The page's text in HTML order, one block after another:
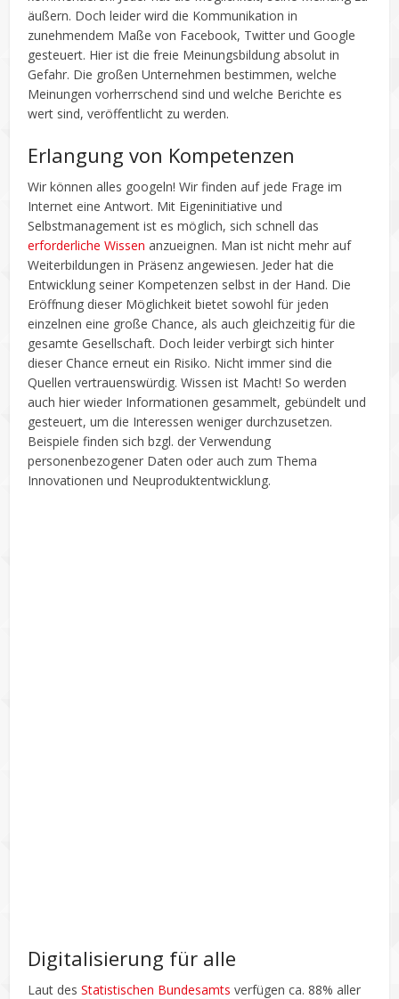
äußern. Doch leider wird die Kommunikation in
zunehmendem Maße von Facebook, Twitter und Google
gesteuert. Hier ist die freie Meinungsbildung absolut in
Gefahr. Die großen Unternehmen bestimmen, welche
Meinungen vorherrschend sind und welche Berichte es
wert sind, veröffentlicht zu werden.
Erlangung von Kompetenzen
Wir können alles googeln! Wir finden auf jede Frage im
Internet eine Antwort. Mit Eigeninitiative und
Selbstmanagement ist es möglich, sich schnell das
erforderliche Wissen anzueignen. Man ist nicht mehr auf
Weiterbildungen in Präsenz angewiesen. Jeder hat die
Entwicklung seiner Kompetenzen selbst in der Hand. Die
Eröffnung dieser Möglichkeit bietet sowohl für jeden
einzelnen eine große Chance, als auch gleichzeitig für die
gesamte Gesellschaft. Doch leider verbirgt sich hinter
dieser Chance erneut ein Risiko. Nicht immer sind die
Quellen vertrauenswürdig. Wissen ist Macht! So werden
auch hier wieder Informationen gesammelt, gebündelt und
gesteuert, um die Interessen weniger durchzusetzen.
Beispiele finden sich bzgl. der Verwendung
personenbezogener Daten oder auch zum Thema
Innovationen und Neuproduktentwicklung.
Digitalisierung für alle
Laut desStatistischen Bundesamts verfügen ca. 88% aller